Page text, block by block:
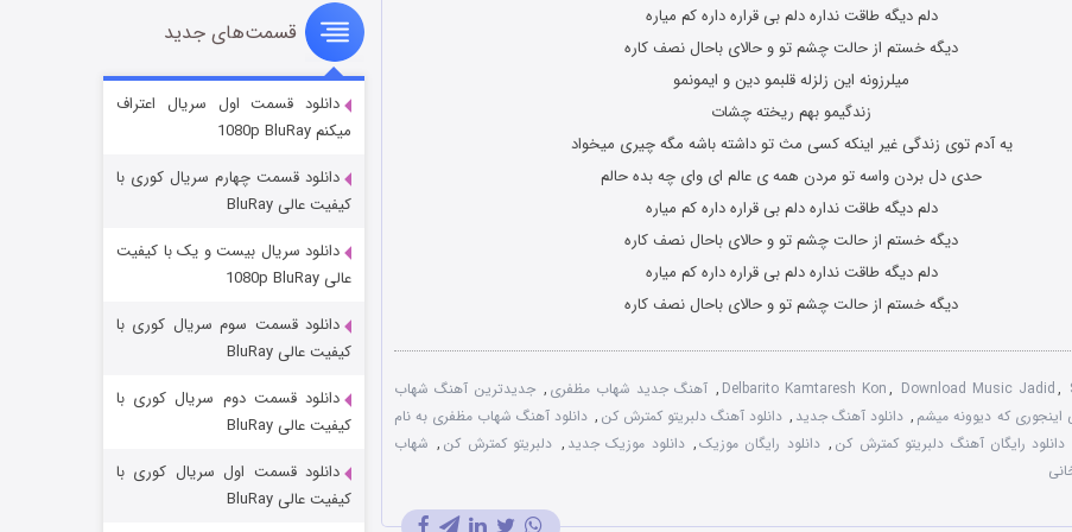
دلم دیگه طاقت نداره دلم بی قراره داره کم میاره
دیگه خستم از حالت چشم تو و حالای باحال نصف کاره
میلرزونه این زلزله قلبمو دین و ایمونمو
زندگیمو بهم ریخته چشات
یه آدم توی زندگی غیر اینکه کسی مث تو داشته باشه مگه چیری میخواد
حدی دل بردن واسه تو مردن همه ی عالم ای وای چه بده حالم
دلم دیگه طاقت نداره دلم بی قراره داره کم میاره
دیگه خستم از حالت چشم تو و حالای باحال نصف کاره
دلم دیگه طاقت نداره دلم بی قراره داره کم میاره
دیگه خستم از حالت چشم تو و حالای باحال نصف کاره
Delbarito Kamtaresh Kon, Download Music Jadid,
, آهنگ جدید شهاب مظفری , جدیدترین آهنگ شهاب
اینجوری که دیوونه میشم , دانلود آهنگ جدید , دانلود آهنگ دلبریتو کمترش کن , دانلود آهنگ شهاب مظفری به نام
دانلود رایگان آهنگ دلبریتو کمترش کن , دانلود رایگان موزیک, دانلود موزیک جدید , دلبریتو کمترش کن , شهاب
سریال زشت
قسمت۲ (زیرنویس) منتشر شد
مردگان متحرک: شهر مرده ۳
قسمت‌های جدید
دانلود قسمت اول سریال اعتراف
میکنم 1080p BluRay
دانلود قسمت چهارم سریال کوری با
کیفیت عالی BluRay
دانلود سریال بیست و یک با کیفیت
عالی 1080p BluRay
دانلود قسمت سوم سریال کوری با
کیفیت عالی BluRay
دانلود قسمت دوم سریال کوری با
کیفیت عالی BluRay
دانلود قسمت اول سریال کوری با
کیفیت عالی BluRay